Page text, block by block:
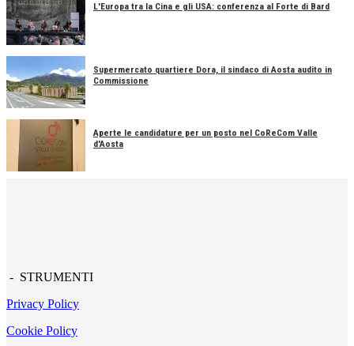
L'Europa tra la Cina e gli USA: conferenza al Forte di Bard
Supermercato quartiere Dora, il sindaco di Aosta audito in
Commissione
Aperte le candidature per un posto nel CoReCom Valle
d'Aosta
- STRUMENTI
Privacy Policy
Cookie Policy